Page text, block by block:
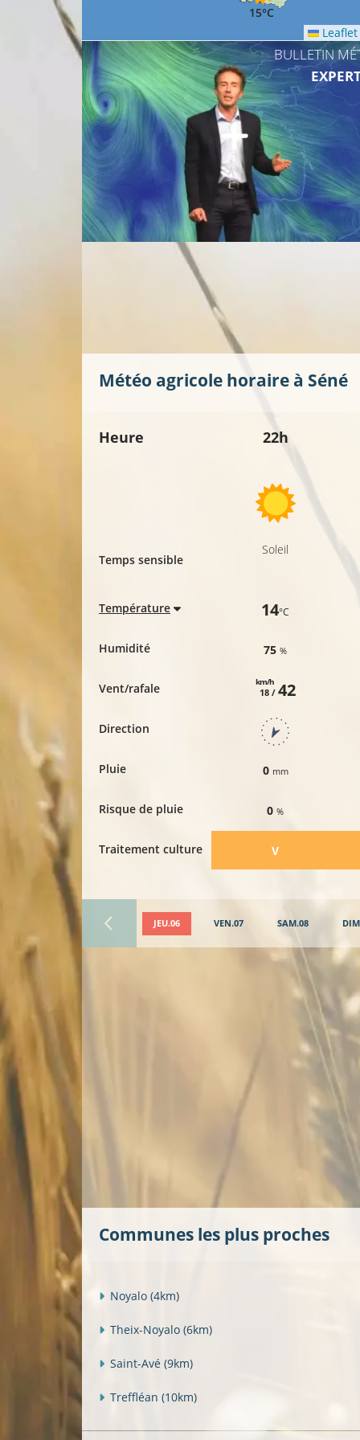
15°C
Leaflet
BULLETIN
Météo agricole horaire à Séné
Heure
Temps sensible
Température
Humidité
Vent/rafale
Direction
Pluie
Risque de pluie
Traitement culture
22h
Soleil
14°C
75%
18 /
km/h 42
0 mm
0%
​V
JEU.06 VEN.07 SAM.08
Communes les plus proches
Noyalo (4km)
Theix-Noyalo (6km)
Saint-Avé (9km)
Treffléan (10km)